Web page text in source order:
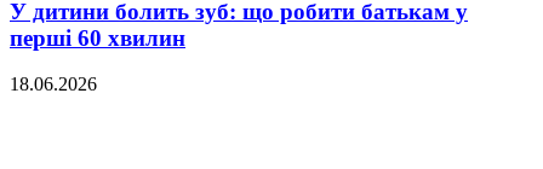
У дитини болить зуб: що робити батькам у
перші 60 хвилин
18.06.2026